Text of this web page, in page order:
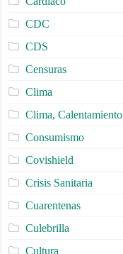
CDC
CDS
Censuras
Clima
Clima, Calentamiento
Consumismo
Covishield
Crisis Sanitaria
Cuarentenas
Culebrilla
Cultura